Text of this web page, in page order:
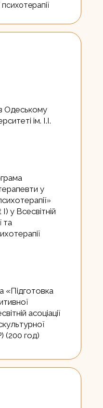
Одеському
ім. І.І.
у
у Всесвітній
та
«Підготовка
асоціації
(200 год)